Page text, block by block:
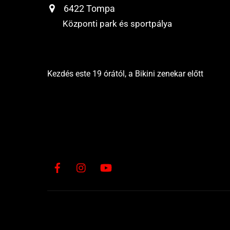
6422 Tompa
Központi park és sportpálya
Kezdés este 19 órától, a Bikini zenekar előtt